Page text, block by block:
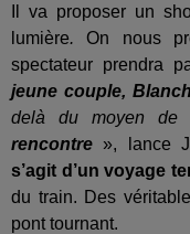
Il va proposer un
lumière. On nous
spectateur prendra
jeune couple,
delà du moyen de
rencontre », lance
s’agit d’un voyage
du train. Des
pont tournant.